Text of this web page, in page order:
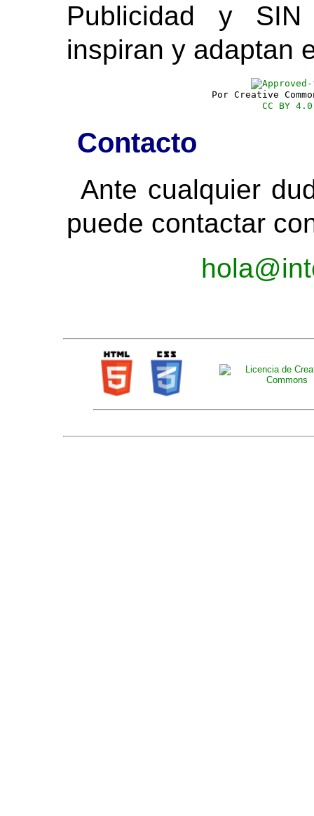
Publicidad y
inspiran y adaptan
Por Creative
CC BY 4.0
Contacto
Ante cualquier
puede contactar